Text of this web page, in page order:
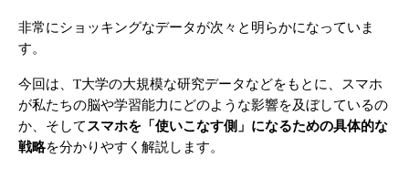
非常にショッキングなデータが次々と明らかになっていま
す。
今回は、T大学の大規模な研究データなどをもとに、スマホ
が私たちの脳や学習能力にどのような影響を及ぼしているの
か、そして スマホを「使いこなす側」になるための具体的な
戦略を分かりやすく解説します。